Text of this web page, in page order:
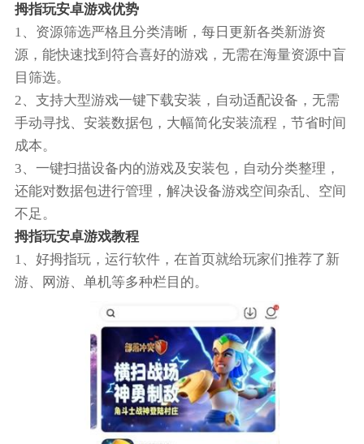
拇指玩安卓游戏优势
1、资源筛选严格且分类清晰，每日更新各类新游资
源，能快速找到符合喜好的游戏，无需在海量资源中盲
目筛选。
2、支持大型游戏一键下载安装，自动适配设备，无需
手动寻找、安装数据包，大幅简化安装流程，节省时间
成本。
3、一键扫描设备内的游戏及安装包，自动分类整理，
还能对数据包进行管理，解决设备游戏空间杂乱、空间
不足。
拇指玩安卓游戏教程
1、好拇指玩，运行软件，在首页就给玩家们推荐了新
游、网游、单机等多种栏目的。